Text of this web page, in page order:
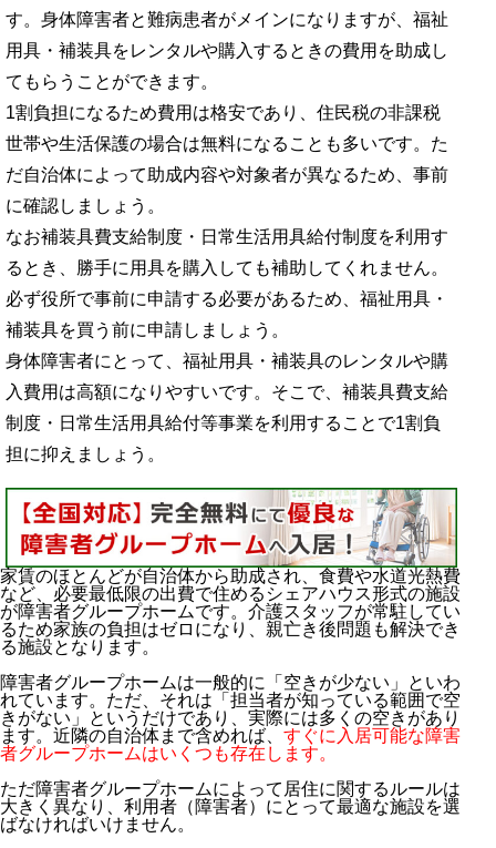
す。身体障害者と難病患者がメインになりますが、福祉
用具・補装具をレンタルや購入するときの費用を助成し
てもらうことができます。
1割負担になるため費用は格安であり、住民税の非課税
世帯や生活保護の場合は無料になることも多いです。た
だ自治体によって助成内容や対象者が異なるため、事前
に確認しましょう。
なお補装具費支給制度・日常生活用具給付制度を利用す
るとき、勝手に用具を購入しても補助してくれません。
必ず役所で事前に申請する必要があるため、福祉用具・
補装具を買う前に申請しましょう。
身体障害者にとって、福祉用具・補装具のレンタルや購
入費用は高額になりやすいです。そこで、補装具費支給
制度・日常生活用具給付等事業を利用することで1割負
担に抑えましょう。
家賃のほとんどが自治体から助成され、食費や水道光熱費
など、必要最低限の出費で住めるシェアハウス形式の施設
が障害者グループホームです。介護スタッフが常駐してい
るため家族の負担はゼロになり、親亡き後問題も解決でき
る施設となります。
障害者グループホームは一般的に「空きが少ない」といわ
れています。ただ、それは「担当者が知っている範囲で空
きがない」というだけであり、実際には多くの空きがあり
ます。近隣の自治体まで含めれば、 すぐに入居可能な障害
者グループホームはいくつも存在します。
ただ障害者グループホームによって居住に関するルールは
大きく異なり、利用者（障害者）にとって最適な施設を選
ばなければいけません。